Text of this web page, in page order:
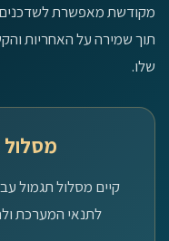
מקודשת מאפשרת לשדכנים
תוך שמירה על האחריות
שלו.
מסלול
קיים מסלול תגמול
לתנאי המערכת